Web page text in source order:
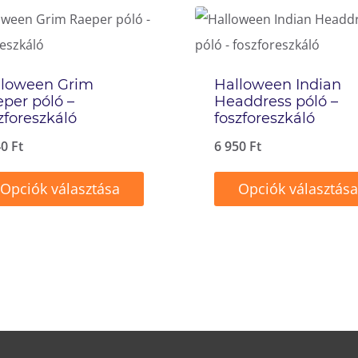
Grim
póló –
Ft
Opciók választása
Halloween Indian
Headdress póló –
foszforeszkáló
6 950 Ft
Opciók választása